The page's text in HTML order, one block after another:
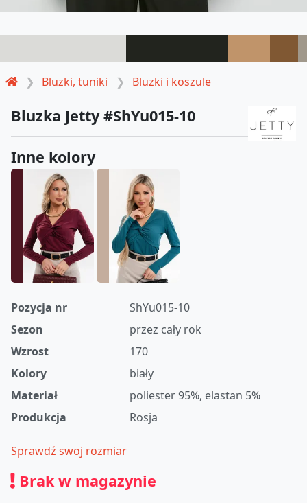
Bluzki, tuniki Bluzki i koszule
Bluzka Jetty #ShYu015-10
Inne kolory
Pozycja nr
ShYu015-10
Sezon
przez cały rok
Wzrost
170
Kolory
biały
Materiał
poliester 95%, elastan 5%
Produkcja
Rosja
Sprawdź swoj rozmiar
Brak w magazynie